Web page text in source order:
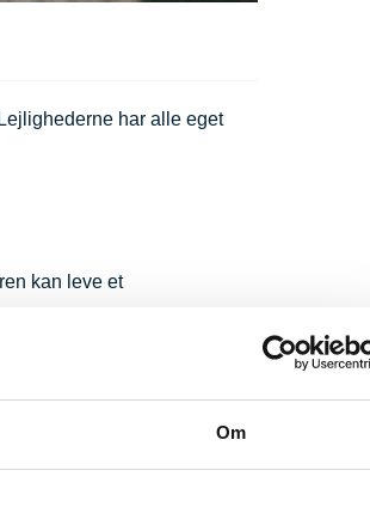
Om
har alle eget
kan leve et
støtte